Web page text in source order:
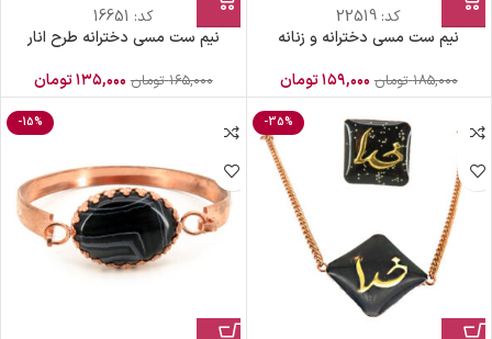
کد: 22519
نیم ست مسی دخترانه و زنانه
۱۸۵,۰۰۰ تومان ۱۵۹,۰۰۰تومان
کد: 16651
نیم ست مسی دخترانه طرح انار
۱۶۵,۰۰۰ تومان ۱۳۵,۰۰۰تومان
-35%
-15%